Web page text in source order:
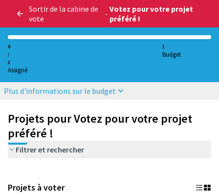
Sortir de la cabine de
vote
- Votez pour votre projet
préféré !
0
/
1
Assigné
1
Budget
Plus d'informations sur le budget
Projets pour Votez pour votre projet
préféré !
Filtrer et rechercher
Projets à voter